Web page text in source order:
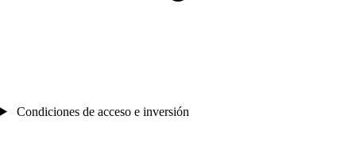
Condiciones de acceso e inversión